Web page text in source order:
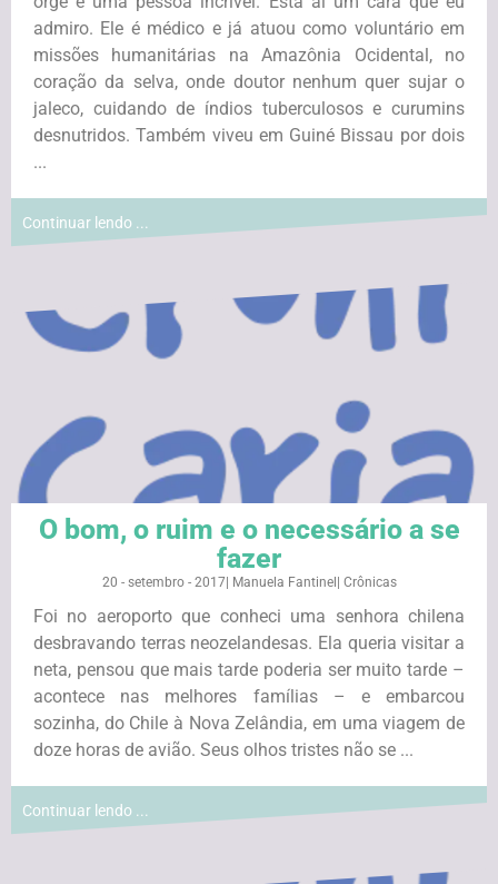
admiro. Ele é médico e já atuou como voluntário em
missões humanitárias na Amazônia Ocidental, no
coração da selva, onde doutor nenhum quer sujar o
jaleco, cuidando de índios tuberculosos e curumins
desnutridos. Também viveu em Guiné Bissau por dois
...
Continuar lendo ...
O bom, o ruim e o necessário a se
fazer
20 - setembro - 2017| Manuela Fantinel Crônicas
Foi no aeroporto que conheci uma senhora chilena
desbravando terras neozelandesas. Ela queria visitar a
neta, pensou que mais tarde poderia ser muito tarde –
acontece nas melhores famílias – e embarcou
sozinha, do Chile à Nova Zelândia, em uma viagem de
doze horas de avião. Seus olhos tristes não se ...
Continuar lendo ...